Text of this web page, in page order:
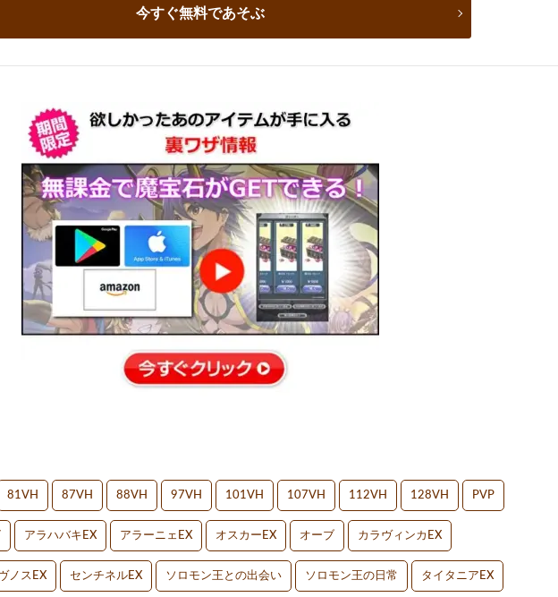
今すぐ無料であそぶ
81VH 87VH 88VH 97VH 101VH 107VH 112VH 128VH PVP
アラハバキEX アラーニェEX オスカーEX オーブ カラヴィンカEX
ノスEX センチネルEX ソロモン王との出会い ソロモン王の日常 タイタニアEX